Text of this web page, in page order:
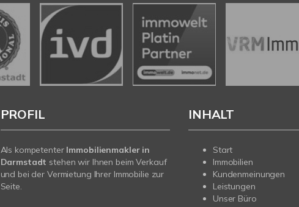
PROFIL
Als kompetenter Immobilienmakler in
Darmstadt stehen wir Ihnen beim Verkauf
und bei der Vermietung Ihrer Immobilie zur
Seite.
INHALT
Start
Immobilien
Kundenmeinungen
Leistungen
Unser Büro